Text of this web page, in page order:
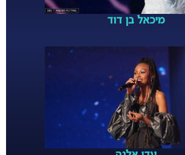
מיכאל בן דוד